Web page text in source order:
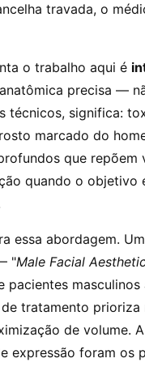
travada, o
o trabalho aqui é
precisa —
técnicos, significa:
marcado do
que
quando o objetivo
essa abordagem.
"Male Facial
masculinos
tratamento prioriza
de volume.
expressão foram os